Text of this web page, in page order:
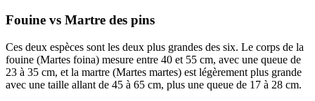
Fouine vs Martre des pins
Ces deux espèces sont les deux plus grandes des six. Le corps de la
fouine (Martes foina) mesure entre 40 et 55 cm, avec une queue de
23 à 35 cm, et la martre (Martes martes) est légèrement plus grande
avec une taille allant de 45 à 65 cm, plus une queue de 17 à 28 cm.